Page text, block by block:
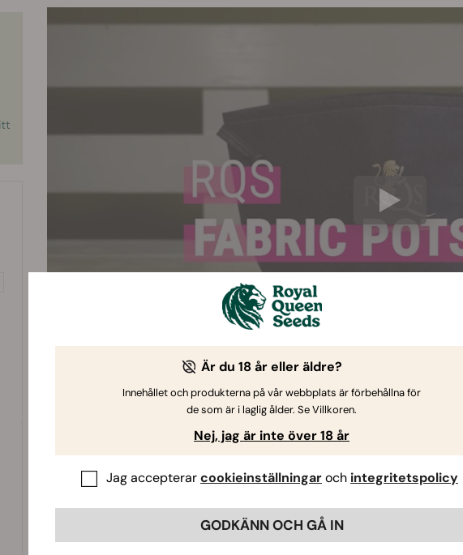
RQS-tygkrukor nyttjar ett egenutvecklat ”vatten-andnings”-lager,
krukan. Rötterna kommer inte att växa cirkulärt, vilket gör att de
tillväxt. Vatten-andningslagret fungerar också som ett filter så att
RQS-tygkrukor är särskilt motståndskraftiga, gjorda med extra
extra skyddslager.
Designad för inomhus- och utomhusbruk, kommersiella plantskolor,
Är du 18 år eller äldre?
Innehållet och produkterna på vår webbplats är förbehållna för
de som är i laglig ålder. Se Villkoren.
Nej, jag är inte över 18 år
Jag accepterarcookieinställningaroch integritetspolicy
GODKÄNN OCH GÅ IN